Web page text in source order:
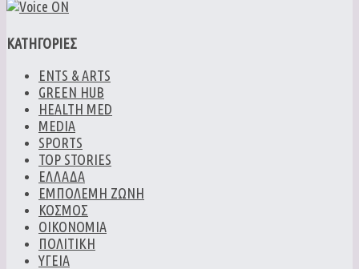
ΚΑΤΗΓΟΡΙΕΣ
ENTS & ARTS
GREEN HUB
HEALTH MED
MEDIA
SPORTS
TOP STORIES
ΕΛΛΑΔΑ
ΕΜΠΟΛΕΜΗ ΖΩΝΗ
ΚΟΣΜΟΣ
ΟΙΚΟΝΟΜΙΑ
ΠΟΛΙΤΙΚΗ
ΥΓΕΙΑ